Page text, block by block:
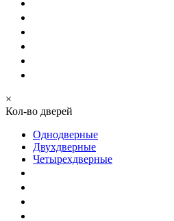
×
Кол-во дверей
Однодверные
Двухдверные
Четырехдверные